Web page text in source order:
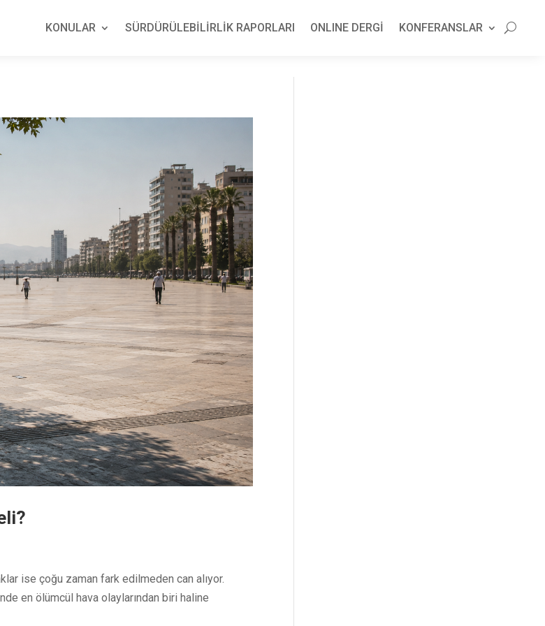
KONULAR SÜRDÜRÜLEBİLİRLİK RAPORLARI ONLINE DERGİ KONFERANSLAR
ise çoğu zaman fark edilmeden can alıyor.
en ölümcül hava olaylarından biri haline